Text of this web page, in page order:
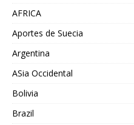
AFRICA
Aportes de Suecia
Argentina
ASia Occidental
Bolivia
Brazil